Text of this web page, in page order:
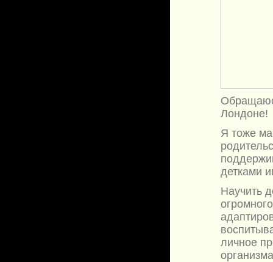
Лондоне!
Я тоже
детками
Научить
личное